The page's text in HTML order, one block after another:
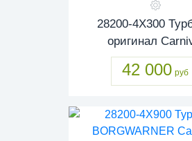
28200-4X300
оригинал
42 000 руб